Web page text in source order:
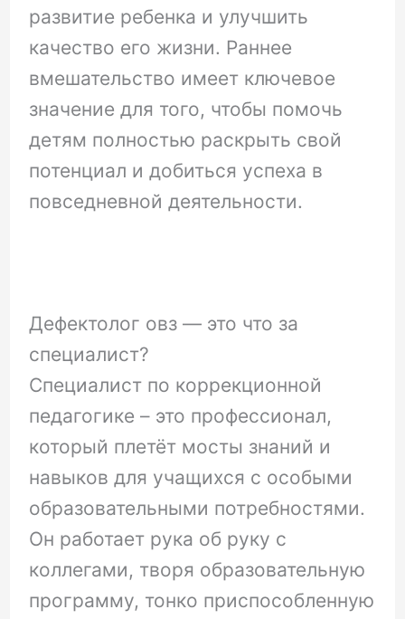
развитие ребенка и улучшить
качество его жизни. Раннее
вмешательство имеет ключевое
значение для того, чтобы помочь
детям полностью раскрыть свой
потенциал и добиться успеха в
повседневной деятельности.
Дефектолог овз — это что за
специалист?
Специалист по коррекционной
педагогике – это профессионал,
который плетёт мосты знаний и
навыков для учащихся с особыми
образовательными потребностями.
Он работает рука об руку с
коллегами, творя образовательную
программу, тонко приспособленную